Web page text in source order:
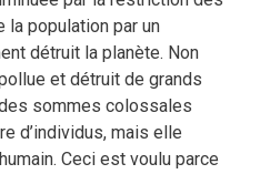
population par un
détruit la planète. Non
et détruit de grands
sommes colossales
d’individus, mais elle
Ceci est voulu parce